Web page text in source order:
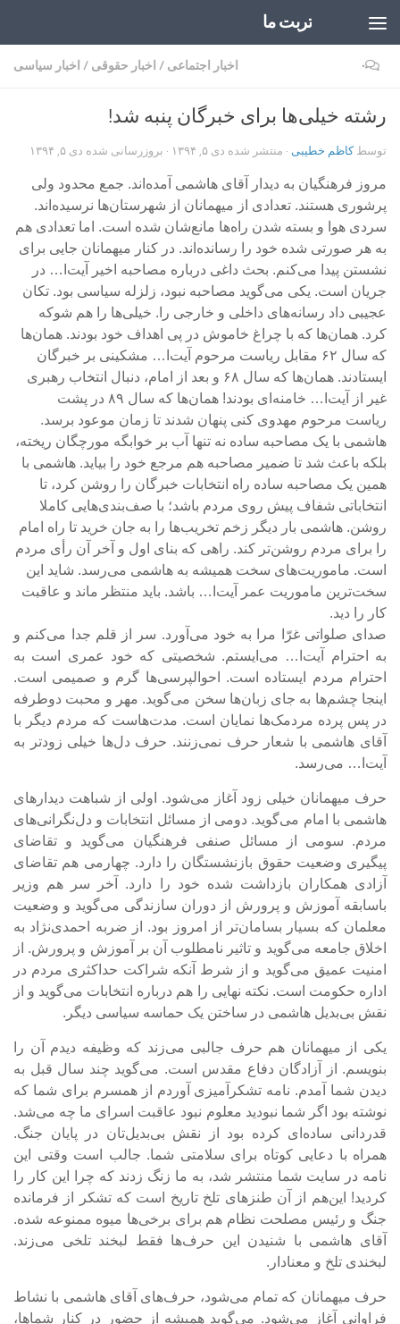
تربت ما
اخبار اجتماعی / اخبار حقوقی / اخبار سیاسی ۰
رشته خیلی‌ها برای خبرگان پنبه شد!
توسطکاظم خطیبی · منتشر شده دی ۵, ۱۳۹۴ · بروزرسانی شده دی ۵, ۱۳۹۴
مروز فرهنگیان به دیدار آقای هاشمی آمده‌اند. جمع محدود ولی
پرشوری هستند. تعدادی از میهمانان از شهرستان‌ها نرسیده‌اند.
سردی هوا و بسته شدن راه‌ها مانع‌شان شده است. اما تعدادی هم
به هر صورتی شده خود را رسانده‌اند. در کنار میهمانان جایی برای
نشستن پیدا می‌کنم. بحث داغی درباره مصاحبه اخیر آیت‌ا… در
جریان است. یکی می‌گوید مصاحبه نبود، زلزله سیاسی بود. تکان
عجیبی داد رسانه‌های داخلی و خارجی را. خیلی‌ها را هم شوکه
کرد. همان‌ها که با چراغ خاموش در پی اهداف خود بودند. همان‌ها
که سال ۶۲ مقابل ریاست مرحوم آیت‌ا… مشکینی بر خبرگان
ایستادند. همان‌ها که سال ۶۸ و بعد از امام، دنبال انتخاب رهبری
غیر از آیت‌ا… خامنه‌ای بودند! همان‌ها که سال ۸۹ در پشت
ریاست مرحوم مهدوی کنی پنهان شدند تا زمان موعود برسد.
هاشمی با یک مصاحبه ساده نه تنها آب بر خوابگه مورچگان ریخته،
بلکه باعث شد تا ضمیر مصاحبه هم مرجع خود را بیاید. هاشمی با
همین یک مصاحبه ساده راه انتخابات خبرگان را روشن کرد، تا
انتخاباتی شفاف پیش روی مردم باشد؛ با صف‌بندی‌هایی کاملا
روشن. هاشمی بار دیگر زخم تخریب‌ها را به جان خرید تا راه امام
را برای مردم روشن‌تر کند. راهی که بنای اول و آخر آن رأی مردم
است. ماموریت‌های سخت همیشه به هاشمی می‌رسد. شاید این
سخت‌ترین ماموریت عمر آیت‌ا… باشد. باید منتظر ماند و عاقبت
کار را دید.
صدای صلواتی غرّا مرا به خود می‌آورد. سر از قلم جدا می‌کنم و
به احترام آیت‌ا… می‌ایستم. شخصیتی که خود عمری است به
احترام مردم ایستاده است. احوالپرسی‌ها گرم و صمیمی است.
اینجا چشم‌ها به جای زبان‌ها سخن می‌گوید. مهر و محبت دوطرفه
در پس پرده مردمک‌ها نمایان است. مدت‌هاست که مردم دیگر با
آقای هاشمی با شعار حرف نمی‌زنند. حرف دل‌ها خیلی زودتر به
آیت‌ا… می‌رسد.
حرف میهمانان خیلی زود آغاز می‌شود. اولی از شباهت دیدارهای
هاشمی با امام می‌گوید. دومی از مسائل انتخابات و دل‌نگرانی‌های
مردم. سومی از مسائل صنفی فرهنگیان می‌گوید و تقاضای
پیگیری وضعیت حقوق بازنشستگان را دارد. چهارمی هم تقاضای
آزادی همکاران بازداشت شده خود را دارد. آخر سر هم وزیر
باسابقه آموزش و پرورش از دوران سازندگی می‌گوید و وضعیت
معلمان که بسیار بسامان‌تر از امروز بود. از ضربه احمدی‌نژاد به
اخلاق جامعه می‌گوید و تاثیر نامطلوب آن بر آموزش و پرورش. از
امنیت عمیق می‌گوید و از شرط آنکه شراکت حداکثری مردم در
اداره حکومت است. نکته نهایی را هم درباره انتخابات می‌گوید و از
نقش بی‌بدیل هاشمی در ساختن یک حماسه سیاسی دیگر.
یکی از میهمانان هم حرف جالبی می‌زند که وظیفه دیدم آن را
بنویسم. از آزادگان دفاع مقدس است. می‌گوید چند سال قبل به
دیدن شما آمدم. نامه‌ تشکرآمیزی آوردم از همسرم برای شما که
نوشته بود اگر شما نبودید معلوم نبود عاقبت اسرای ما چه می‌شد.
قدردانی ساده‌ای کرده بود از نقش بی‌بدیل‌تان در پایان جنگ.
همراه با دعایی کوتاه برای سلامتی شما. جالب است وقتی این
نامه در سایت شما منتشر شد، به ما زنگ زدند که چرا این کار را
کردید! این‌هم از آن طنزهای تلخ تاریخ است که تشکر از فرمانده
جنگ و رئیس مصلحت نظام هم برای برخی‌ها میوه ممنوعه شده.
آقای هاشمی با شنیدن این حرف‌ها فقط لبخند تلخی می‌زند.
لبخندی تلخ و معنادار.
حرف میهمانان که تمام می‌شود، حرف‌های آقای هاشمی با نشاط
فراوانی آغاز می‌شود. می‌گوید همیشه از حضور در کنار شماها،